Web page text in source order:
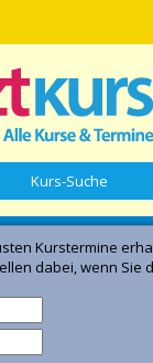
Kurs-Suche
| Anzeige
Ingolstadt |
November
Kurstermine
dabei, wenn Sie